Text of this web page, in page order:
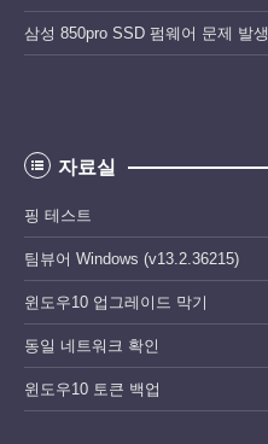
삼성 850pro SSD 펌웨어 문제 발생
자료실
핑 테스트
팀뷰어 Windows (v13.2.36215)
윈도우10 업그레이드 막기
동일 네트워크 확인
윈도우10 토큰 백업